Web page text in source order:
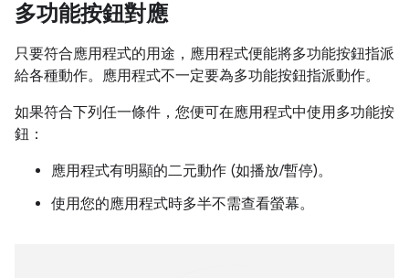
多功能按鈕對應
只要符合應用程式的用途，應用程式便能將多功能按鈕指派
給各種動作。應用程式不一定要為多功能按鈕指派動作。
如果符合下列任一條件，您便可在應用程式中使用多功能按
鈕：
應用程式有明顯的二元動作 (如播放/暫停)。
使用您的應用程式時多半不需查看螢幕。